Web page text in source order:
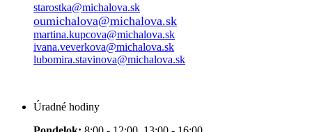
starostka@michalova.sk
oumichalova@michalova.sk
martina.kupcova@michalova.sk
ivana.veverkova@michalova.sk
lubomira.stavinova@michalova.sk
Úradné hodiny